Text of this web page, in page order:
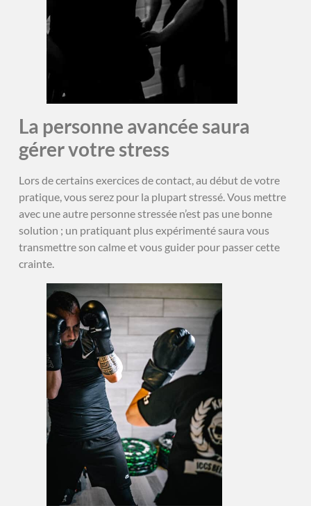
La personne avancée saura
gérer votre stress
Lors de certains exercices de contact, au début de votre
pratique, vous serez pour la plupart stressé. Vous mettre
avec une autre personne stressée n’est pas une bonne
solution ; un pratiquant plus expérimenté saura vous
transmettre son calme et vous guider pour passer cette
crainte.